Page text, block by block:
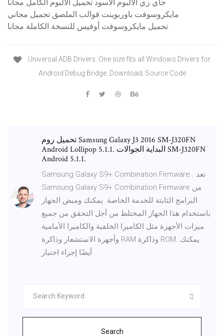
جاي زي الألبوم الأسود تحميل الألبوم الكامل مجانا
مايكروسوفت باوربوينت قوالب الملصق تحميل مجاني
تحميل مايكروسوفت أوفيس للنسخة الكاملة مجانا
Universal ADB Drivers. One size fits all Windows Drivers for
Android Debug Bridge. Download; Source Code
تحميل روم Samsung Galaxy J3 2016 SM-J320FN
Android Lollipop 5.1.1. البداية الجوالات SM-J320FN
Android 5.1.1.
Samsung Galaxy S9+ Combination Firmware . تعد
Samsung Galaxy S9+ Combination Firmware من
البرامج الثابتة للخدمة الخاصة. يمكنك وميض الجهاز
باستخدام هذا الجهاز المختلط من أجل التحقق من جميع
ميزات الأجهزة مثل الكاميرا الخلفية والكاميرا الأمامية
وأجهزة الاستشعار وذاكرة RAM وذاكرة ROM. يمكنك
أيضًا إجراء اختبار
Search